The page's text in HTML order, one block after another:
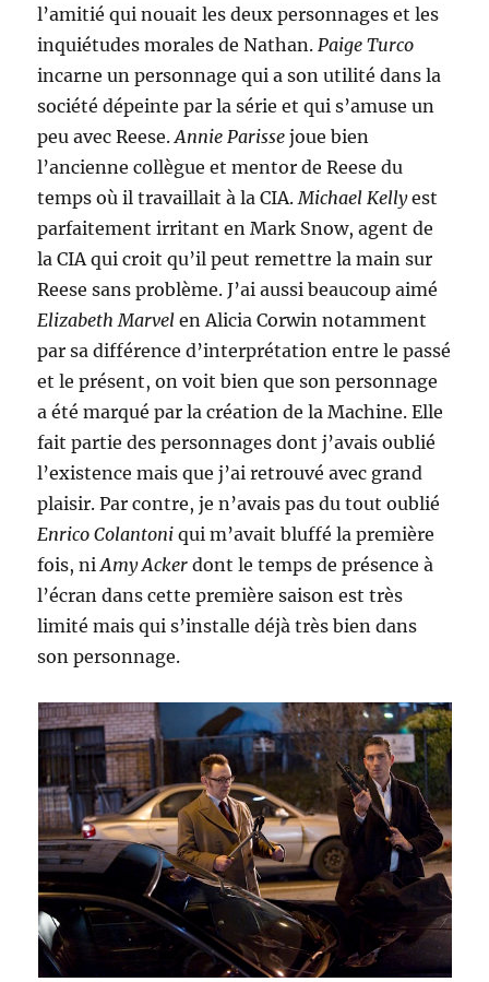
l’amitié qui nouait les deux personnages et les
inquiétudes morales de Nathan.Paige Turco
incarne un personnage qui a son utilité dans la
société dépeinte par la série et qui s’amuse un
peu avec Reese.Annie Parisse joue bien
l’ancienne collègue et mentor de Reese du
temps où il travaillait à la CIA.Michael Kellyest
parfaitement irritant en Mark Snow, agent de
la CIA qui croit qu’il peut remettre la main sur
Reese sans problème. J’ai aussi beaucoup aimé
Elizabeth Marvel en Alicia Corwin notamment
par sa différence d’interprétation entre le passé
et le présent, on voit bien que son personnage
a été marqué par la création de la Machine. Elle
fait partie des personnages dont j’avais oublié
l’existence mais que j’ai retrouvé avec grand
plaisir. Par contre, je n’avais pas du tout oublié
Enrico Colantoni qui m’avait bluffé la première
fois, niAmy Acker dont le temps de présence à
l’écran dans cette première saison est très
limité mais qui s’installe déjà très bien dans
son personnage.